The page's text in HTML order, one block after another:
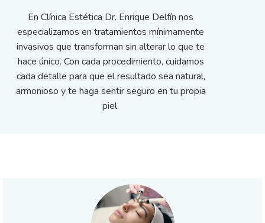
En Clínica Estética Dr. Enrique Delfín nos
especializamos en tratamientos mínimamente
invasivos que transforman sin alterar lo que te
hace único. Con cada procedimiento, cuidamos
cada detalle para que el resultado sea natural,
armonioso y te haga sentir seguro en tu propia
piel.